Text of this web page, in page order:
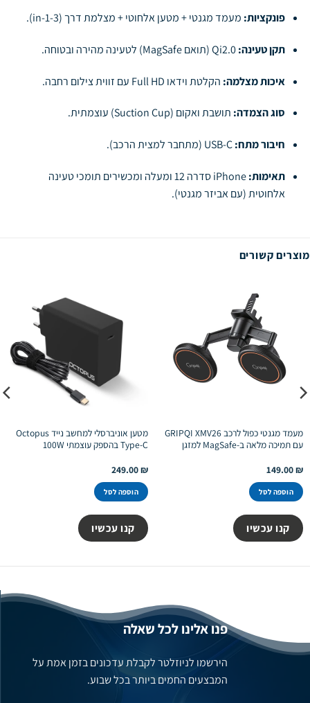
פונקציות: מעמד מגנטי + מטען אלחוטי + מצלמת דרך (3-in-1).
תקן טעינה:
איכות מצלמה: הקלטת וידאו Full HD עם זווית צילום רחבה.
סוג הצמדה: תושבת ואקום (Suction Cup) עוצמתית.
חיבור מתח:
תאימות:
iPhone סדרה 12 ומעלה ומכשירים תומכי טעינה
אלחוטית (עם אביזר מגנטי).
מוצרים קשורים
מעמד מגנטי כפול לרכב GRIPQI XMV26
עם תמיכה מלאה ב-MagSafe למזגן
149.00₪
הוספה לסל
קנו עכשיו
מטען אוניברסלי למחשב נייד Octopus
Type-C בהספק עוצמתי 100W
249.00₪
הוספה לסל
קנו עכשיו
פנו אלינו לכל שאלה
הירשמו לניוזלטר לקבלת עדכונים בזמן אמת על
המבצעים החמים ביותר בכל שבוע.